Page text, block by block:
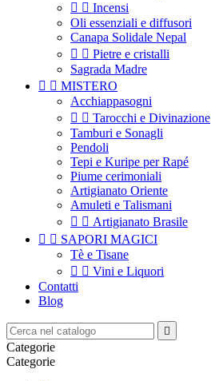
  Incensi
Oli essenziali e diffusori
Canapa Solidale Nepal
  Pietre e cristalli
Sagrada Madre
  MISTERO
Acchiappasogni
  Tarocchi e Divinazione
Tamburi e Sonagli
Pendoli
Tepi e Kuripe per Rapé
Piume cerimoniali
Artigianato Oriente
Amuleti e Talismani
  Artigianato Brasile
  SAPORI MAGICI
Tè e Tisane
  Vini e Liquori
Contatti
Blog

Categorie
Categorie